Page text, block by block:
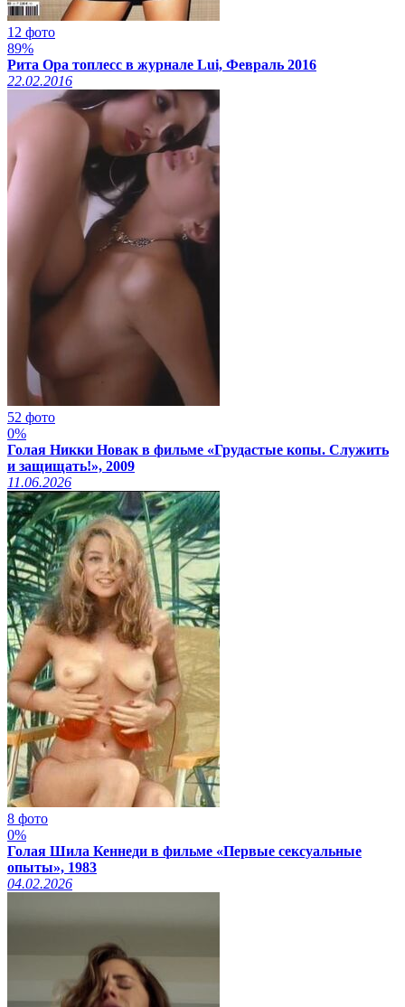
12 фото
89%
Рита Ора топлесс в журнале Lui, Февраль 2016
22.02.2016
52 фото
0%
Голая Никки Новак в фильме «Грудастые копы. Cлужить
и защищать!», 2009
11.06.2026
8 фото
0%
Голая Шила Кеннеди в фильме «Первые сексуальные
опыты», 1983
04.02.2026